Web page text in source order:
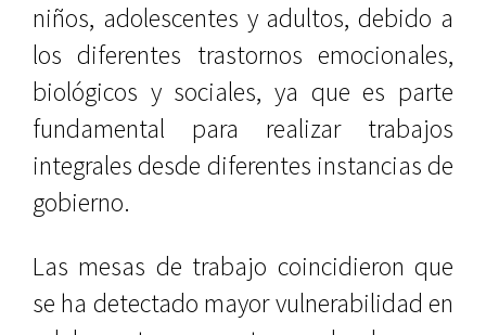
niños, adolescentes y adultos, debido a
los diferentes trastornos emocionales,
biológicos y sociales, ya que es parte
fundamental para realizar trabajos
integrales desde diferentes instancias de
gobierno.
Las mesas de trabajo coincidieron que
se ha detectado mayor vulnerabilidad en